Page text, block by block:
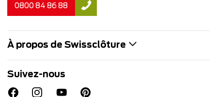
0800 84 86 88
À propos de Swissclôture
Suivez-nous